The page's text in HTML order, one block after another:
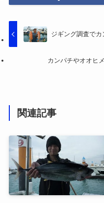
ジギング調査で
カンパチやオオヒ
関連記事